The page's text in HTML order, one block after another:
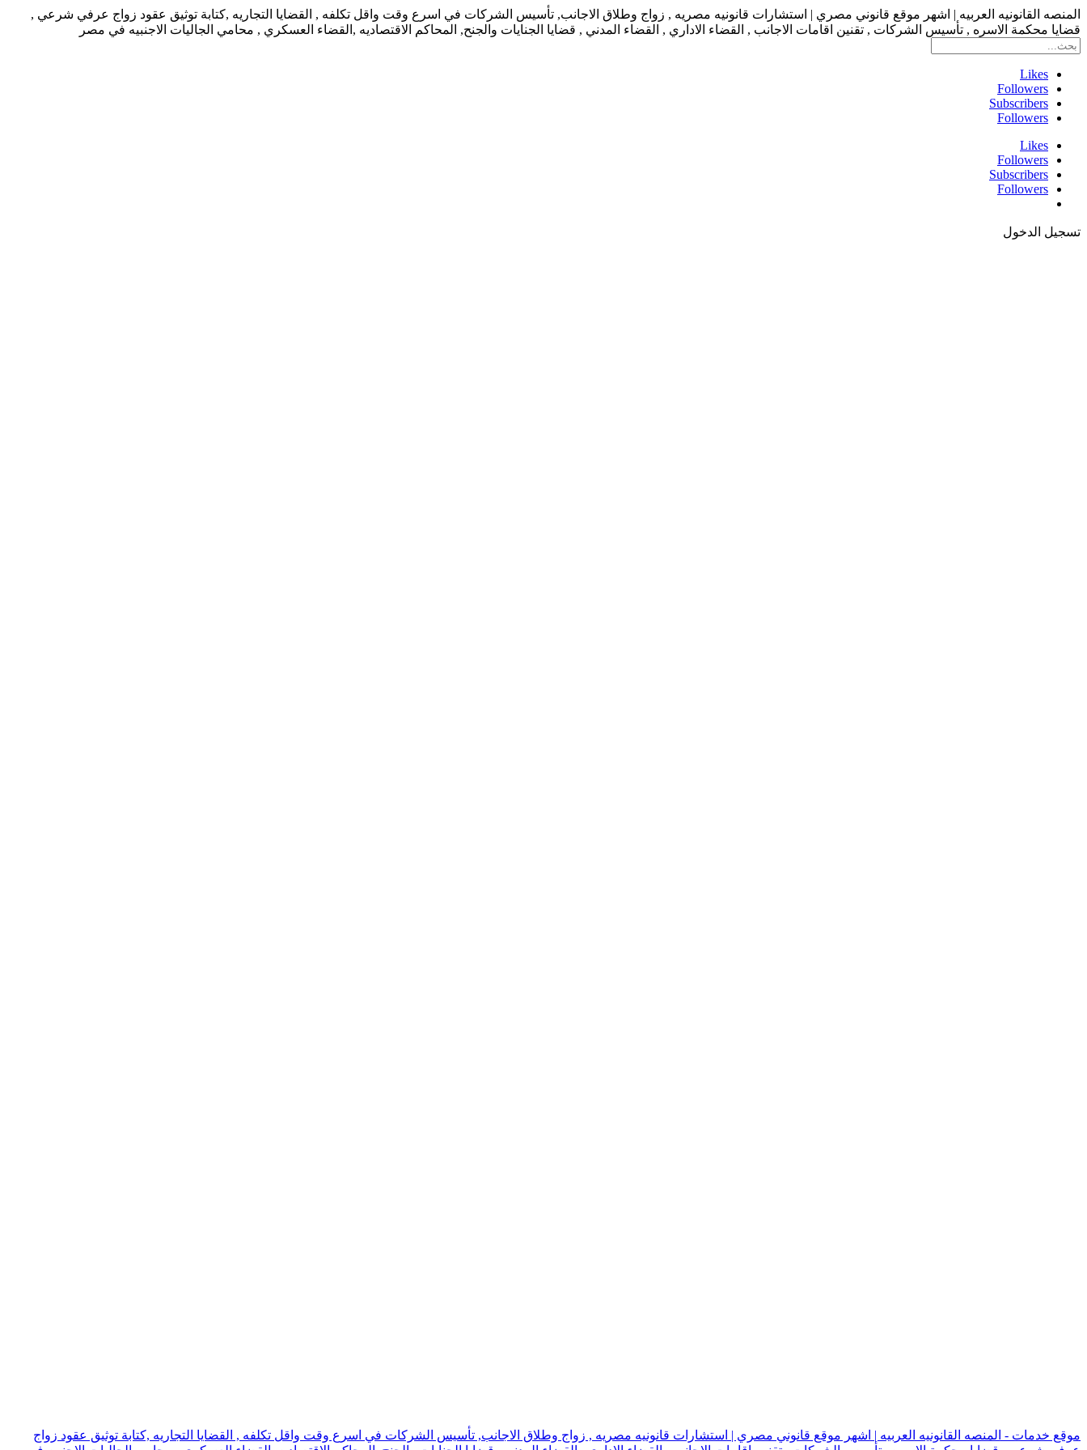
المنصه القانونيه العربيه | اشهر موقع قانوني مصري | استشارات قانونيه مصريه , زواج وطلاق الاجانب, تأسيس الشركات في اسرع وقت واقل تكلفه , القضايا التجاريه ,كتابة توثيق عقود زواج عرفي شرعي ,
قضايا محكمة الاسره , تأسيس الشركات , تقنين اقامات الاجانب , القضاء الاداري , القضاء المدني , قضايا الجنايات والجنح, المحاكم الاقتصاديه ,القضاء العسكري , محامي الجاليات الاجنبيه في مصر
Likes
Followers
Subscribers
Followers
Likes
Followers
Subscribers
Followers
تسجيل الدخول
موقع خدمات - المنصه القانونيه العربيه | اشهر موقع قانوني مصري | استشارات قانونيه مصريه , زواج وطلاق الاجانب, تأسيس الشركات في اسرع وقت واقل تكلفه , القضايا التجاريه ,كتابة توثيق عقود زواج